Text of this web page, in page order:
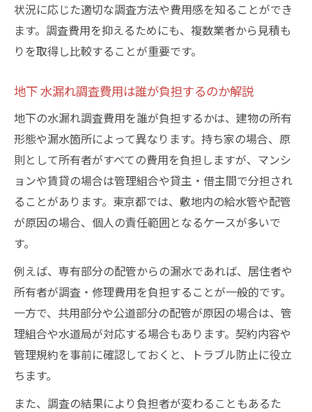
状況に応じた適切な調査方法や費用感を知ることができ
ます。調査費用を抑えるためにも、複数業者から見積も
りを取得し比較することが重要です。
地下 水漏れ調査費用は誰が負担するのか解説
地下の水漏れ調査費用を誰が負担するかは、建物の所有
形態や漏水箇所によって異なります。持ち家の場合、原
則として所有者がすべての費用を負担しますが、マンシ
ョンや賃貸の場合は管理組合や貸主・借主間で分担され
ることがあります。東京都では、敷地内の給水管や配管
が原因の場合、個人の責任範囲となるケースが多いで
す。
例えば、専有部分の配管からの漏水であれば、居住者や
所有者が調査・修理費用を負担することが一般的です。
一方で、共用部分や公道部分の配管が原因の場合は、管
理組合や水道局が対応する場合もあります。契約内容や
管理規約を事前に確認しておくと、トラブル防止に役立
ちます。
また、調査の結果により負担者が変わることもあるた